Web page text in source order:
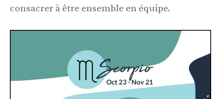
consacrer à être ensemble en équipe.